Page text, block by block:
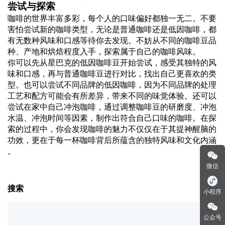
尝试与探索
咖啡的世界丰富多彩，每个人的口味偏好都独一无二。不要
害怕尝试新的咖啡类型，无论是普通咖啡还是低因咖啡，都
有无数种风味和口感等待你去发现。不妨从不同的咖啡豆品
种、产地和烘焙程度入手，探索属于自己的咖啡风味。
你可以先从星巴克的低因咖啡豆开始尝试，感受其独特的风
味和口感，再与普通咖啡豆进行对比，找出自己更喜欢的类
型。也可以尝试不同品牌的低因咖啡，因为不同品牌的处理
工艺和配方可能会有所差异，带来不同的味觉体验。还可以
尝试在家中自己冲泡咖啡，通过调整咖啡豆的研磨度、冲泡
水温、冲泡时间等因素，制作出符合自己口味的咖啡。在探
索的过程中，你会发现咖啡的魅力不仅仅在于其提神醒脑的
功效，更在于每一杯咖啡背后所蕴含的独特风味和文化内涵
。
搜索
微信
小程序
公众号